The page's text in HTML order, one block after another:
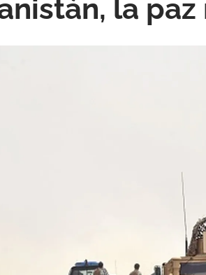
la paz